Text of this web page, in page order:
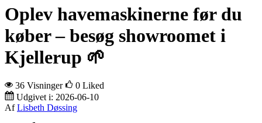
Oplev havemaskinerne før du
køber – besøg showroomet i
Kjellerup 🌱
36 Visninger 0 Liked
Udgivet i: 2026-06-10
Af Lisbeth Døssing